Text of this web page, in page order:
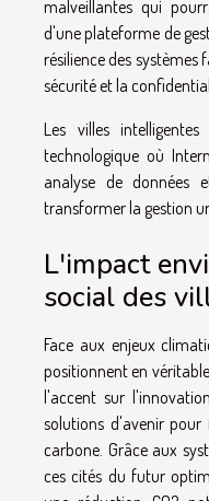
malveillantes qui
d'une plateforme de
résilience des systèmes
sécurité et la
Les villes
technologique où
analyse de données
transformer la gestion
L'impact
social des
Face aux enjeux
positionnent en
l'accent sur
solutions d'avenir pour
carbone. Grâce aux
ces cités du futur